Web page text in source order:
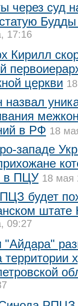
через суд
17:16
Кирилл
церкви
назвал
в РФ 18
западе
в ПЦУ 18 мая
будет
09:27
"Айдара"
территории